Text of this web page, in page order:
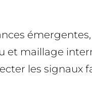
maillage
les